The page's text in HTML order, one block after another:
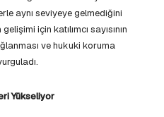
aynı seviyeye gelmediğini
için katılımcı sayısının
ve hukuki koruma
Yükseliyor